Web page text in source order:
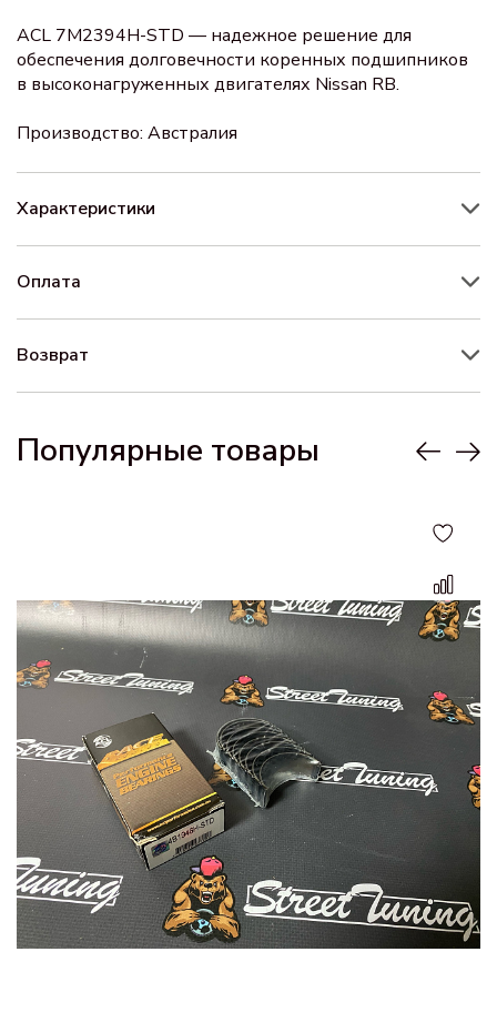
ACL 7M2394H-STD — надежное решение для
обеспечения долговечности коренных подшипников
в высоконагруженных двигателях Nissan RB.
Производство: Австралия
Характеристики
Оплата
Возврат
Популярные товары